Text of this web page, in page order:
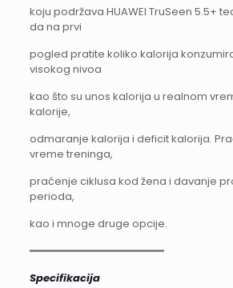
koju podržava HUAWEI TruSeen 5.5+
da na prvi
pogled pratite koliko kalorija
visokog nivoa
kao što su unos kalorija u realnom
kalorije,
odmaranje kalorija i deficit kalorija.
vreme treninga,
praćenje ciklusa kod žena i davanje
perioda,
kao i mnoge druge opcije.
━━━━━━━━━━━━━━━━━━━━━
Specifikacija